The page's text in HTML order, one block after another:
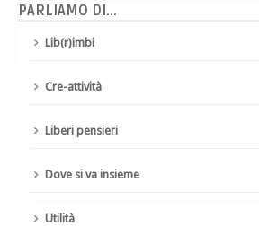
PARLIAMO DI...
Lib(r)imbi
Cre-attività
Liberi pensieri
Dove si va insieme
Utilità